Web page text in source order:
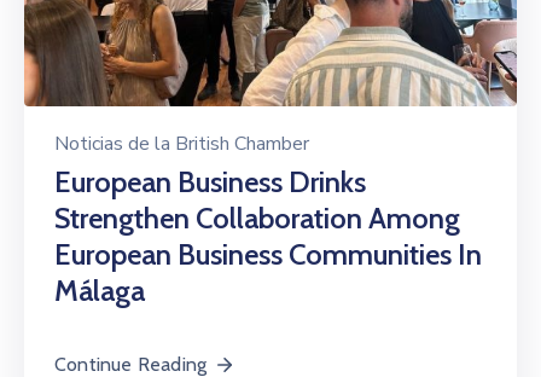
Noticias de la British Chamber
European Business Drinks
Strengthen Collaboration Among
European Business Communities In
Málaga
Continue Reading